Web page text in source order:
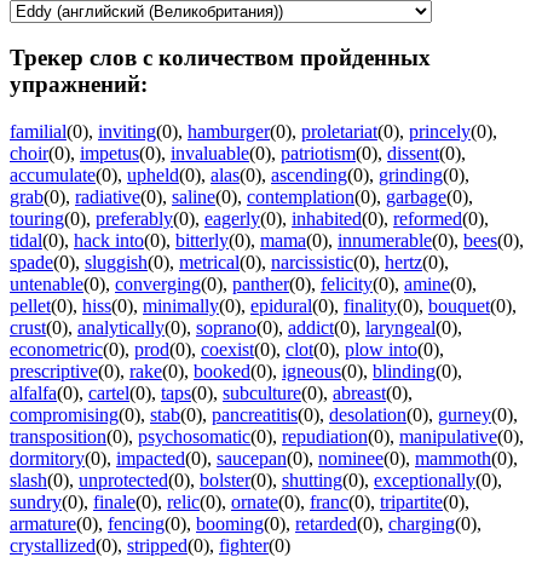
Трекер слов с количеством пройденных
упражнений:
familial(0), inviting(0), hamburger(0), proletariat(0), princely(0),
choir(0), impetus(0), invaluable(0), patriotism(0), dissent(0),
accumulate(0), upheld(0), alas(0), ascending(0), grinding(0),
grab(0), radiative(0), saline(0), contemplation(0), garbage(0),
touring(0), preferably(0), eagerly(0), inhabited(0), reformed(0),
tidal(0), hack into(0), bitterly(0), mama(0), innumerable(0), bees(0),
spade(0), sluggish(0), metrical(0), narcissistic(0), hertz(0),
untenable(0), converging(0), panther(0), felicity(0), amine(0),
pellet(0), hiss(0), minimally(0), epidural(0), finality(0), bouquet(0),
crust(0), analytically(0), soprano(0), addict(0), laryngeal(0),
econometric(0), prod(0), coexist(0), clot(0), plow into(0),
prescriptive(0), rake(0), booked(0), igneous(0), blinding(0),
alfalfa(0), cartel(0), taps(0), subculture(0), abreast(0),
compromising(0), stab(0), pancreatitis(0), desolation(0), gurney(0),
transposition(0), psychosomatic(0), repudiation(0), manipulative(0),
dormitory(0), impacted(0), saucepan(0), nominee(0), mammoth(0),
slash(0), unprotected(0), bolster(0), shutting(0), exceptionally(0),
sundry(0), finale(0), relic(0), ornate(0), franc(0), tripartite(0),
armature(0), fencing(0), booming(0), retarded(0), charging(0),
crystallized(0), stripped(0), fighter(0)